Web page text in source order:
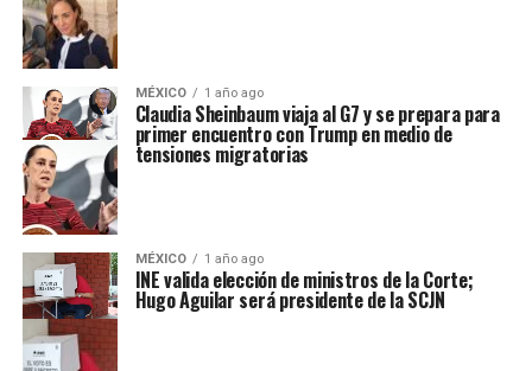
MÉXICO 1 año ago
Claudia Sheinbaum viaja al G7 y se prepara para
primer encuentro con Trump en medio de
tensiones migratorias
MÉXICO 1 año ago
INE valida elección de ministros de la Corte;
Hugo Aguilar será presidente de la SCJN